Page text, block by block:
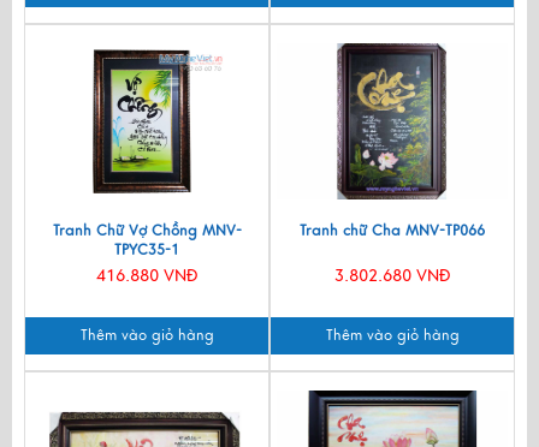
Tranh Chữ Vợ Chồng MNV-
TPYC35-1
416.880 VNĐ
Thêm vào giỏ hàng
Tranh chữ Cha MNV-TP066
3.802.680 VNĐ
Thêm vào giỏ hàng